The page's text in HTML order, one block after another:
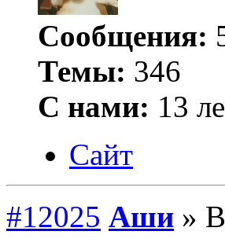
Сообщения:
Темы: 346
С нами: 13
Сайт
#12025 Аши »